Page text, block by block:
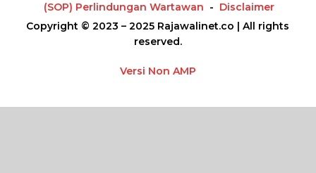
(SOP) Perlindungan Wartawan
Disclaimer
Copyright © 2023 – 2025 Rajawalinet.co | All rights
reserved.
Versi Non AMP